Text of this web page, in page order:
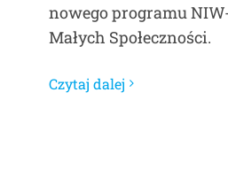
nowego programu
Małych Społeczności.
Czytaj dalej